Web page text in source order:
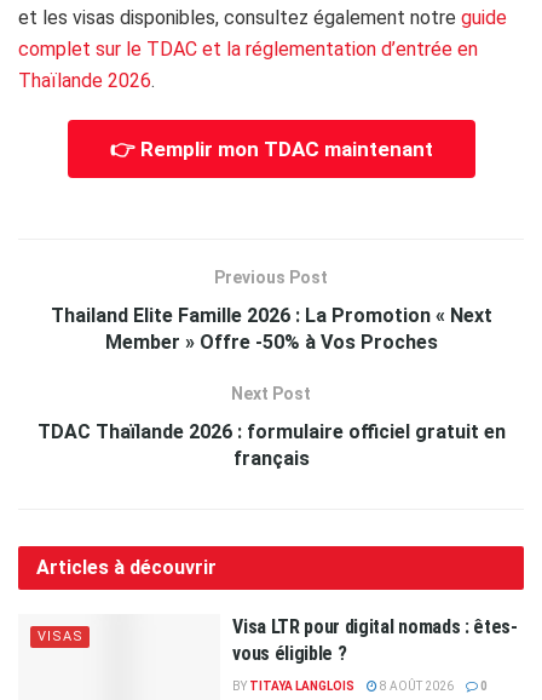
et les visas disponibles, consultez également notre guide
complet sur le TDAC et la réglementation d’entrée en
Thaïlande 2026.
👉 Remplir mon TDAC maintenant
Previous Post
Thailand Elite Famille 2026 : La Promotion « Next
Member » Offre -50% à Vos Proches
Next Post
TDAC Thaïlande 2026 : formulaire officiel gratuit en
français
Articles à découvrir
VISAS
Visa LTR pour digital nomads : êtes-
vous éligible ?
BY TITAYA LANGLOIS 8 AOÛT 2026 0